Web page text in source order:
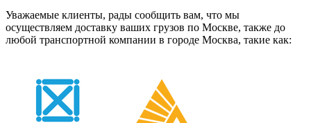
Уважаемые клиенты, рады сообщить вам, что мы
осуществляем доставку ваших грузов по Москве, также до
любой транспортной компании в городе Москва, такие как: